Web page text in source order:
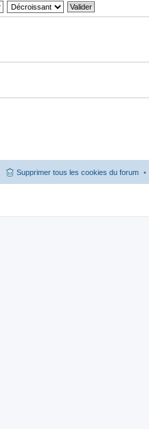
Supprimer tous les cookies du forum